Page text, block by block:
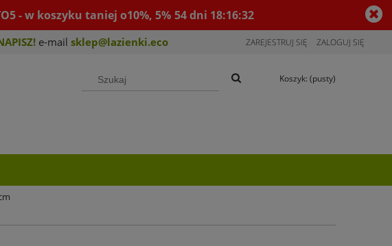
- w koszyku taniej o10%, 5% 54dni 18:16:32
e-mail sklep@lazienki.eco ZAREJESTRUJ SIĘ ZALOGUJ SIĘ
Koszyk: (pusty)